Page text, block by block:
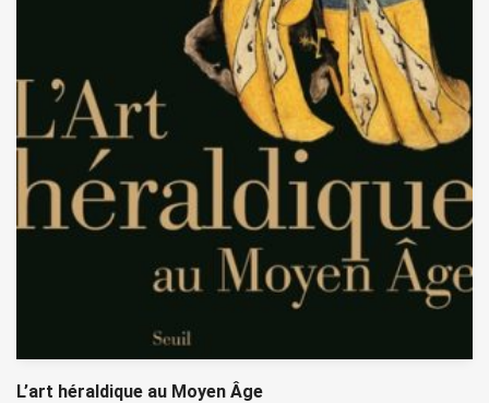
L’art héraldique au Moyen Âge